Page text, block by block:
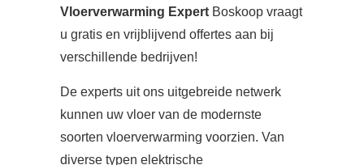
Vloerverwarming Expert Boskoop vraagt
u gratis en vrijblijvend offertes aan bij
verschillende bedrijven!
De experts uit ons uitgebreide netwerk
kunnen uw vloer van de modernste
soorten vloerverwarming voorzien. Van
diverse typen elektrische